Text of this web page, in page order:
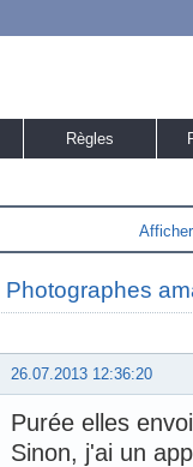
Règles
Photographes
26.07.2013 12:36:20
Purée elles
Sinon, j'ai un